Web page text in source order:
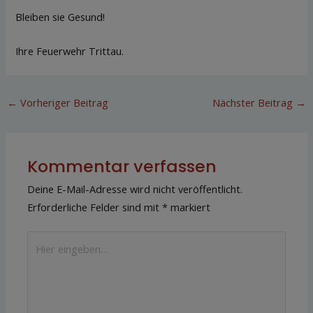
Bleiben sie Gesund!
Ihre Feuerwehr Trittau.
← Vorheriger Beitrag Nächster Beitrag →
Kommentar verfassen
Deine E-Mail-Adresse wird nicht veröffentlicht.
Erforderliche Felder sind mit* markiert
eingeben…